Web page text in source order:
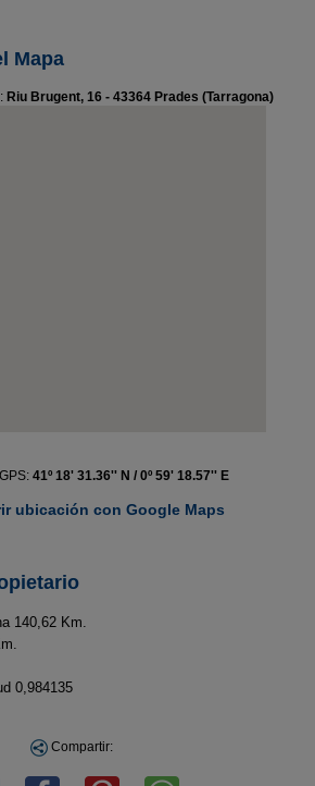
Mapa
Riu Brugent, 16 - 43364 Prades (Tarragona)
41º 18' 31.36'' N / 0º 59' 18.57'' E
ubicación con Google Maps
140,62 Km.
0,984135
Compartir: